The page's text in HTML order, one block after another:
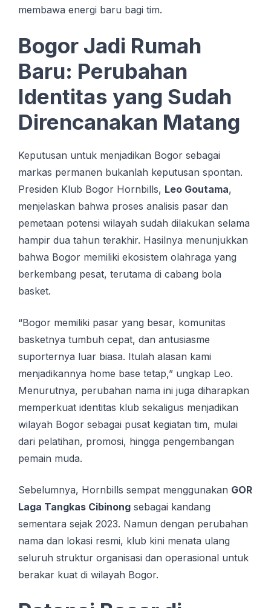
membawa energi baru bagi tim.
Bogor Jadi Rumah
Baru: Perubahan
Identitas yang Sudah
Direncanakan Matang
Keputusan untuk menjadikan Bogor sebagai
markas permanen bukanlah keputusan spontan.
Presiden Klub Bogor Hornbills, Leo Goutama,
menjelaskan bahwa proses analisis pasar dan
pemetaan potensi wilayah sudah dilakukan selama
hampir dua tahun terakhir. Hasilnya menunjukkan
bahwa Bogor memiliki ekosistem olahraga yang
berkembang pesat, terutama di cabang bola
basket.
“Bogor memiliki pasar yang besar, komunitas
basketnya tumbuh cepat, dan antusiasme
suporternya luar biasa. Itulah alasan kami
menjadikannya home base tetap,” ungkap Leo.
Menurutnya, perubahan nama ini juga diharapkan
memperkuat identitas klub sekaligus menjadikan
wilayah Bogor sebagai pusat kegiatan tim, mulai
dari pelatihan, promosi, hingga pengembangan
pemain muda.
Sebelumnya, Hornbills sempat menggunakan GOR
Laga Tangkas Cibinong sebagai kandang
sementara sejak 2023. Namun dengan perubahan
nama dan lokasi resmi, klub kini menata ulang
seluruh struktur organisasi dan operasional untuk
berakar kuat di wilayah Bogor.